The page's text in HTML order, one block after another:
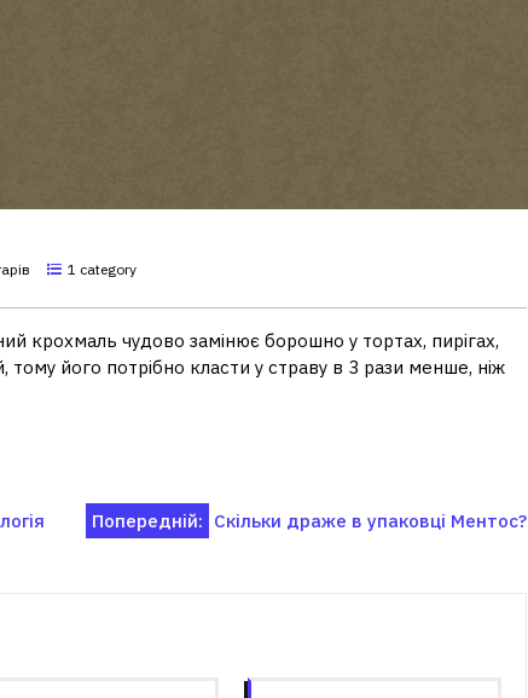
1 category
крохмаль чудово замінює борошно у тортах, пирігах,
тому його потрібно класти у страву в 3 рази менше, ніж
Попередній: Скільки драже в упаковці Ментос?